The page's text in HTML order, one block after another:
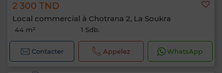
2 300 TND
Local commercial à Chotrana 2, La Soukra
44 m² 1 Sdb.
Contacter Appelez WhatsApp